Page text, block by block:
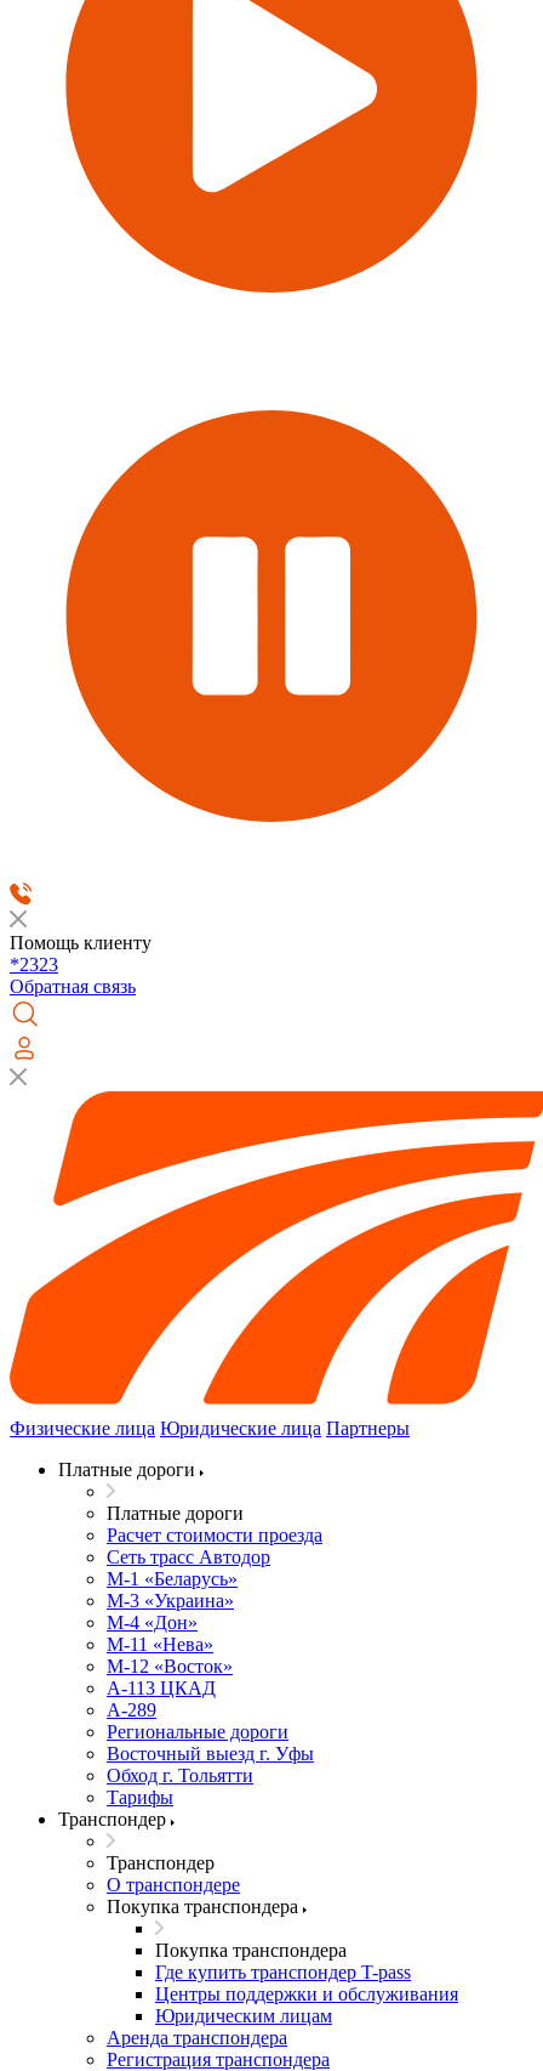
Помощь клиенту
*2323
Обратная связь
Физические лица Юридические лица Партнеры
Платные дороги
Платные дороги
Расчет стоимости проезда
Сеть трасс Автодор
М-1 «Беларусь»
М-3 «Украина»
М-4 «Дон»
М-11 «Нева»
М-12 «Восток»
А-113 ЦКАД
А-289
Региональные дороги
Восточный выезд г. Уфы
Обход г. Тольятти
Тарифы
Транспондер
Транспондер
О транспондере
Покупка транспондера
Покупка транспондера
Где купить транспондер T-pass
Центры поддержки и обслуживания
Юридическим лицам
Аренда транспондера
Регистрация транспондера